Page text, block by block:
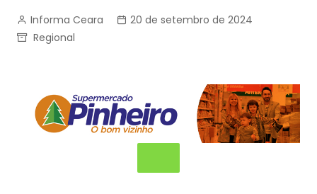
Informa Ceara
20 de setembro de 2024
Regional